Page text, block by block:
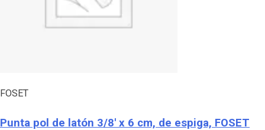
FOSET
Punta pol de latón 3/8′ x 6 cm, de espiga, FOSET